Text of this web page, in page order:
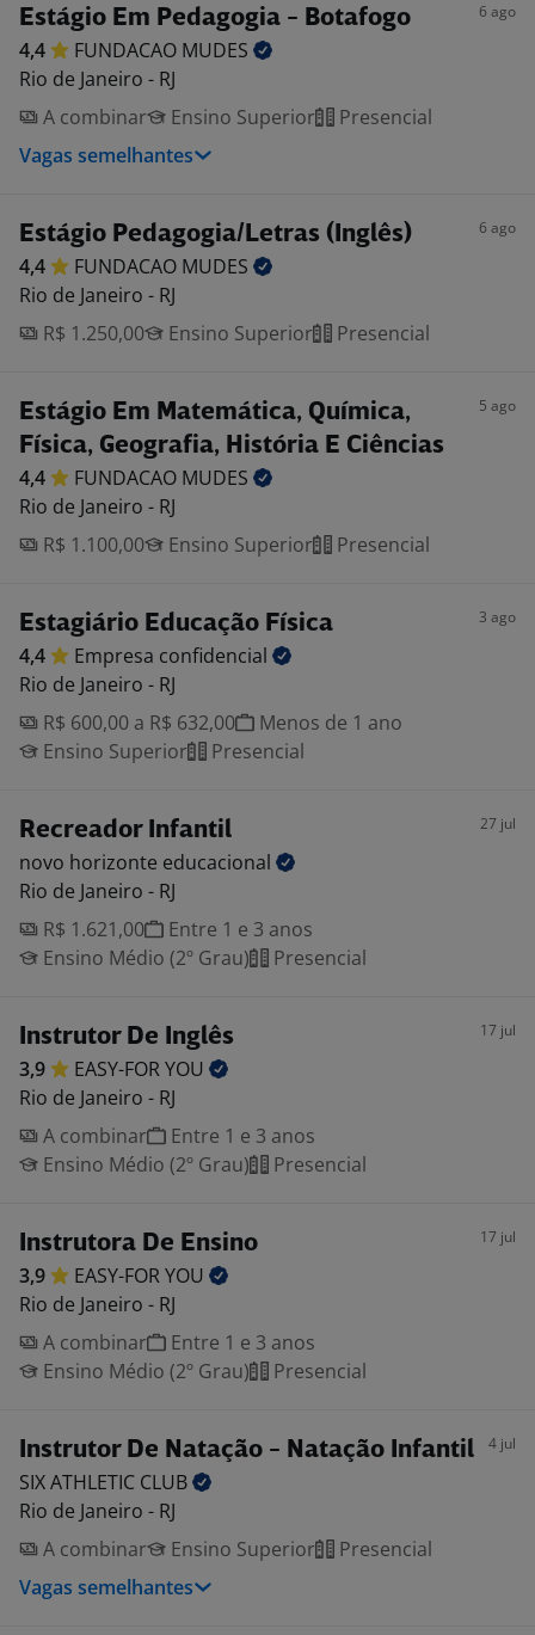
Estágio Em Pedagogia - Botafogo 6 ago
4,4 FUNDACAO MUDES
Rio de Janeiro - RJ
A combinar
Ensino Superior
Presencial
Vagas semelhantes
Estágio Pedagogia/Letras (Inglês) 6 ago
4,4 FUNDACAO MUDES
Rio de Janeiro - RJ
R$ 1.250,00
Ensino Superior Presencial
Estágio Em Matemática, Química,
Física, Geografia, História E Ciências
5 ago
4,4 FUNDACAO MUDES
Rio de Janeiro - RJ
R$ 1.100,00
Ensino Superior Presencial
Estagiário Educação Física 3 ago
4,4 Empresa confidencial
Rio de Janeiro - RJ
R$ 600,00 a R$ 632,00
Menos de 1 ano
Ensino Superior
Presencial
Recreador Infantil 27 jul
novo horizonte educacional
Rio de Janeiro - RJ
R$ 1.621,00
Entre 1 e 3 anos
Ensino Médio (2º Grau)
Presencial
Instrutor De Inglês 17 jul
3,9 EASY-FORYOU
Rio de Janeiro - RJ
A combinar
Entre 1 e 3 anos
Ensino Médio (2º Grau)
Presencial
Instrutora De Ensino 17 jul
3,9 EASY-FORYOU
Rio de Janeiro - RJ
A combinar
Entre 1 e 3 anos
Ensino Médio (2º Grau)
Presencial
Instrutor De Natação - Natação Infantil 4 jul
SIX ATHLETIC CLUB
Rio de Janeiro - RJ
A combinar
Ensino Superior
Presencial
Vagas semelhantes